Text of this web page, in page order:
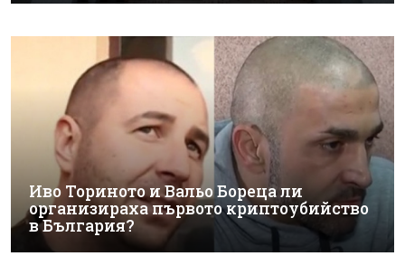
Иво Ториното и Вальо Бореца ли
организираха първото криптоубийство
в България?